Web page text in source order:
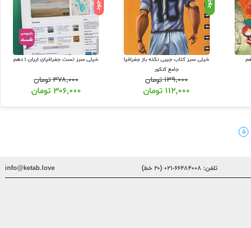
خیلی سبز کتاب جیبی نکته باز جغرافیا
جامع کنکور
۱۳۹,۰۰۰تومان
۱۱۲,۰۰۰ تومان
خیلی سبز تست جغرافیای ایران 1 دهم
۳۷۸,۰۰۰تومان
۳۰۶,۰۰۰ تومان
۵
تلفن: ۶۶۴۸۴۰۰۸-۰۲۱ (۲۰ خط) info@ketab.love